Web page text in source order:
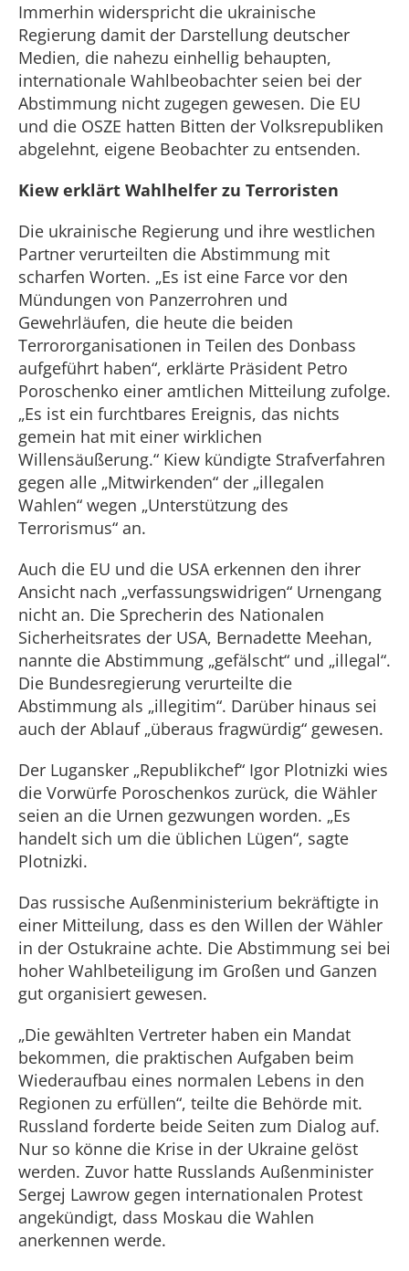
Immerhin widerspricht die ukrainische
Regierung damit der Darstellung deutscher
Medien, die nahezu einhellig behaupten,
internationale Wahlbeobachter seien bei der
Abstimmung nicht zugegen gewesen. Die EU
und die OSZE hatten Bitten der Volksrepubliken
abgelehnt, eigene Beobachter zu entsenden.
Kiew erklärt Wahlhelfer zu Terroristen
Die ukrainische Regierung und ihre westlichen
Partner verurteilten die Abstimmung mit
scharfen Worten. „Es ist eine Farce vor den
Mündungen von Panzerrohren und
Gewehrläufen, die heute die beiden
Terrororganisationen in Teilen des Donbass
aufgeführt haben“, erklärte Präsident Petro
Poroschenko einer amtlichen Mitteilung zufolge.
„Es ist ein furchtbares Ereignis, das nichts
gemein hat mit einer wirklichen
Willensäußerung.“ Kiew kündigte Strafverfahren
gegen alle „Mitwirkenden“ der „illegalen
Wahlen“ wegen „Unterstützung des
Terrorismus“ an.
Auch die EU und die USA erkennen den ihrer
Ansicht nach „verfassungswidrigen“ Urnengang
nicht an. Die Sprecherin des Nationalen
Sicherheitsrates der USA, Bernadette Meehan,
nannte die Abstimmung „gefälscht“ und „illegal“.
Die Bundesregierung verurteilte die
Abstimmung als „illegitim“. Darüber hinaus sei
auch der Ablauf „überaus fragwürdig“ gewesen.
Der Lugansker „Republikchef“ Igor Plotnizki wies
die Vorwürfe Poroschenkos zurück, die Wähler
seien an die Urnen gezwungen worden. „Es
handelt sich um die üblichen Lügen“, sagte
Plotnizki.
Das russische Außenministerium bekräftigte in
einer Mitteilung, dass es den Willen der Wähler
in der Ostukraine achte. Die Abstimmung sei bei
hoher Wahlbeteiligung im Großen und Ganzen
gut organisiert gewesen.
„Die gewählten Vertreter haben ein Mandat
bekommen, die praktischen Aufgaben beim
Wiederaufbau eines normalen Lebens in den
Regionen zu erfüllen“, teilte die Behörde mit.
Russland forderte beide Seiten zum Dialog auf.
Nur so könne die Krise in der Ukraine gelöst
werden. Zuvor hatte Russlands Außenminister
Sergej Lawrow gegen internationalen Protest
angekündigt, dass Moskau die Wahlen
anerkennen werde.